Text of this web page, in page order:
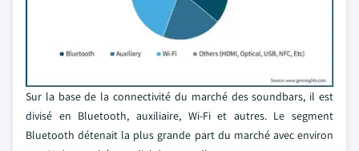
Sur la base de la connectivité du marché des soundbars, il est
divisé en Bluetooth, auxiliaire, Wi-Fi et autres. Le segment
Bluetooth détenait la plus grande part du marché avec environ